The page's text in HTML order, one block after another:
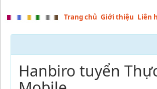
Trang chủ Giới thiệu Liên
Hanbiro tuyển